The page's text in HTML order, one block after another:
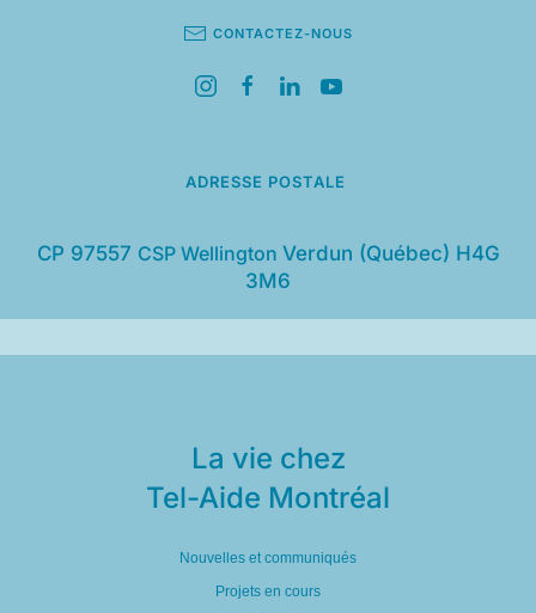
CONTACTEZ-NOUS
ADRESSE POSTALE
CP 97557 CSP Wellington Verdun (Québec) H4G
3M6
La vie chez
Tel-Aide Montréal
Nouvelles et communiqués
Projets en cours